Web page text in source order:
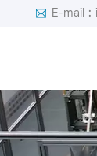
E-mail :